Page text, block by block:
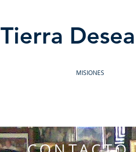
Tierra
MISIONES